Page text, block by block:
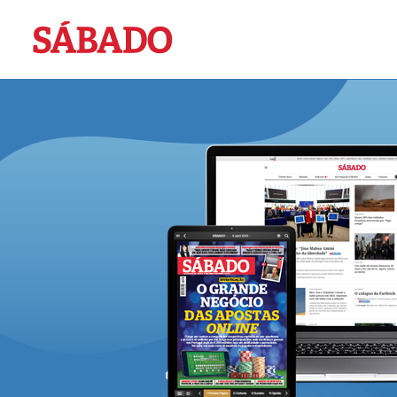
Sábado